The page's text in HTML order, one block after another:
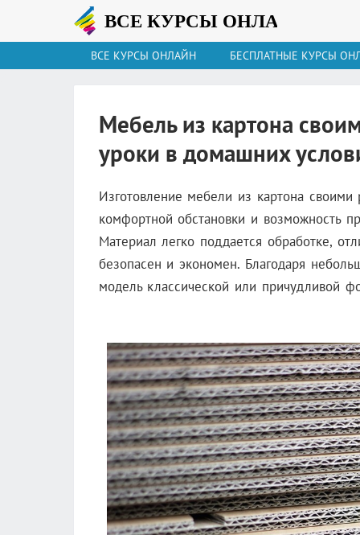
ВСЕ КУРСЫ ОНЛАЙН БЕСПЛАТНЫЕ КУРСЫ
Мебель из картона
уроки в домашних
Изготовление мебели из картона
комфортной обстановки и возможность
Материал легко поддается обработке,
безопасен и экономен. Благодаря
модель классической или причудливой